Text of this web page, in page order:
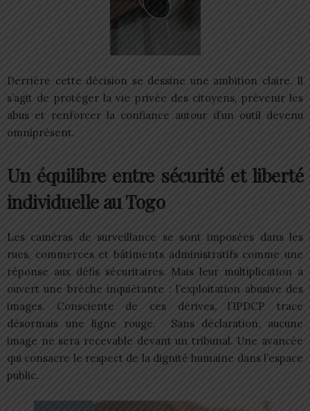
Derrière cette décision se dessine une ambition claire. Il
s’agit de protéger la vie privée des citoyens, prévenir les
abus et renforcer la confiance autour d’un outil devenu
omniprésent.
Un équilibre entre sécurité et liberté
individuelle au Togo
Les caméras de surveillance se sont imposées dans les
rues, commerces et bâtiments administratifs comme une
réponse aux défis sécuritaires. Mais leur multiplication a
ouvert une brèche inquiétante : l’exploitation abusive des
images. Consciente de ces dérives, l’IPDCP trace
désormais une ligne rouge. Sans déclaration, aucune
image ne sera recevable devant un tribunal. Une avancée
qui consacre le respect de la dignité humaine dans l’espace
public.